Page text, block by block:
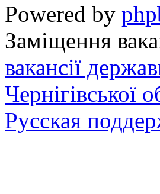
Powered by
Заміщення
вакансії
Чернігівської
Русская